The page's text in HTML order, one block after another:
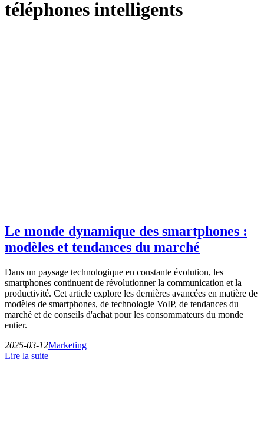
téléphones intelligents
Le monde dynamique des smartphones :
modèles et tendances du marché
Dans un paysage technologique en constante évolution, les
smartphones continuent de révolutionner la communication et la
productivité. Cet article explore les dernières avancées en matière de
modèles de smartphones, de technologie VoIP, de tendances du
marché et de conseils d'achat pour les consommateurs du monde
entier.
2025-03-12Marketing
Lire la suite